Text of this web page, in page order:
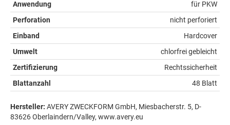
Anwendung
für PKW
Perforation
nicht perforiert
Einband
Hardcover
Umwelt
chlorfrei gebleicht
Zertifizierung
Rechtssicherheit
Blattanzahl
48 Blatt
Hersteller: AVERY ZWECKFORM GmbH, Miesbacherstr. 5, D-
83626 Oberlaindern/Valley, www.avery.eu